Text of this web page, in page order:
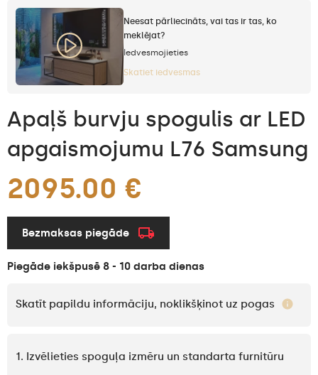
Neesat pārliecināts, vai tas ir tas, ko
meklējat?
Iedvesmojieties
Skatiet iedvesmas
Apaļš burvju spogulis ar LED
apgaismojumu L76 Samsung
2095.00 €
Bezmaksas piegāde
Piegāde iekšpusē 8 - 10 darba dienas
Skatīt papildu informāciju, noklikšķinot uz pogas
1. Izvēlieties spoguļa izmēru un standarta furnitūru